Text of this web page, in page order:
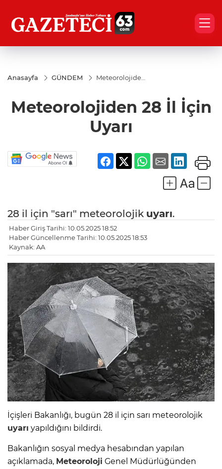
Anasayfa GÜNDEM
Meteorolojiden
Meteorolojiden 28 İl İçin
Uyarı
28 il için "sarı" meteorolojik uyarı.
Haber Giriş Tarihi: 10.05.2025 18:52
Haber Güncellenme Tarihi: 10.05.2025 18:53
Kaynak: AA
İçişleri Bakanlığı, bugün 28 il için sarı meteorolojik
uyarı yapıldığını bildirdi.
Bakanlığın sosyal medya hesabından yapılan
açıklamada, Meteoroloji Genel Müdürlüğünden